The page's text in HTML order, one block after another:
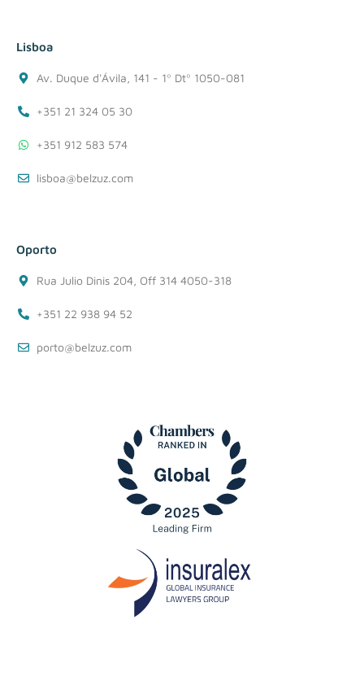
Lisboa
Av. Duque d'Ávila, 141 - 1º Dtº 1050-081
+351 21 324 05 30
+351 912 583 574
lisboa@belzuz.com
Oporto
Rua Julio Dinis 204, Off 314 4050-318
+351 22 938 94 52
porto@belzuz.com